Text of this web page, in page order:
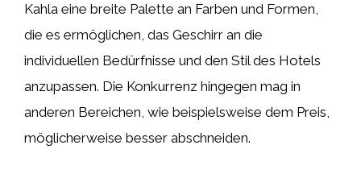
Kahla eine breite Palette an Farben und Formen,
die es ermöglichen, das Geschirr an die
individuellen Bedürfnisse und den Stil des Hotels
anzupassen. Die Konkurrenz hingegen mag in
anderen Bereichen, wie beispielsweise dem Preis,
möglicherweise besser abschneiden.